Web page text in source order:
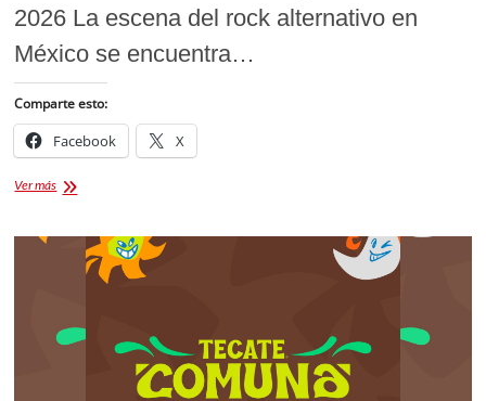
2026 La escena del rock alternativo en
México se encuentra…
Comparte esto:
Facebook X
Ver másLa
Tlaxcala
y